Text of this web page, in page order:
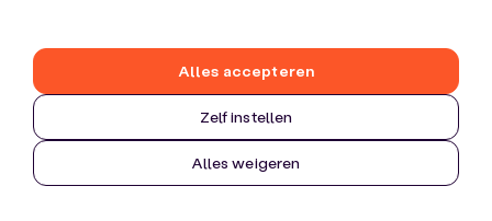
Zelf instellen
Alles weigeren
Alles accepteren